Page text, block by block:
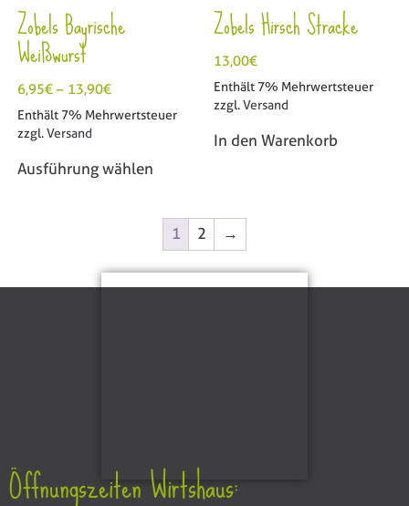
Zobels Bayrische
Weißwurst
6,95€ – 13,90€
Enthält 7% Mehrwertsteuer
zzgl.Versand
Ausführung wählen
Zobels Hirsch Stracke
13,00€
Enthält 7% Mehrwertsteuer
zzgl.Versand
In den Warenkorb
1 2 →
Öffnungszeiten Wirtshaus: